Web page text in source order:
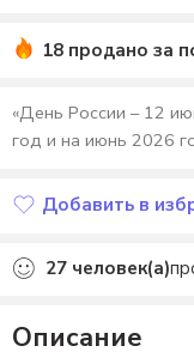
18 продано за
«День России – 12
год и на июнь 2026
Добавить в
27 человек(а)
Описание